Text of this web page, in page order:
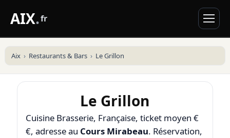
AIX.fr
Aix Restaurants & Bars Le Grillon
Le Grillon
Cuisine Brasserie, Française, ticket moyen €
€, adresse au Cours Mirabeau. Réservation,